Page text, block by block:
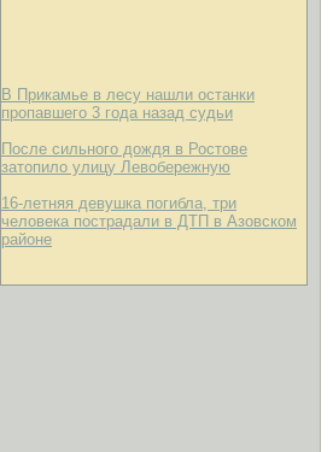
В Прикамье в лесу нашли останки
пропавшего 3 года назад судьи
После сильного дождя в Ростове
затопило улицу Левобережную
16-летняя девушка погибла, три
человека пострадали в ДТП в Азовском
районе